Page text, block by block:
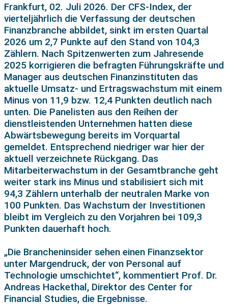
Frankfurt, 02. Juli 2026. Der CFS-Index, der
vierteljährlich die Verfassung der deutschen
Finanzbranche abbildet, sinkt im ersten Quartal
2026 um 2,7 Punkte auf den Stand von 104,3
Zählern. Nach Spitzenwerten zum Jahresende
2025 korrigieren die befragten Führungskräfte und
Manager aus deutschen Finanzinstituten das
aktuelle Umsatz- und Ertragswachstum mit einem
Minus von 11,9 bzw. 12,4 Punkten deutlich nach
unten. Die Panelisten aus den Reihen der
dienstleistenden Unternehmen hatten diese
Abwärtsbewegung bereits im Vorquartal
gemeldet. Entsprechend niedriger war hier der
aktuell verzeichnete Rückgang. Das
Mitarbeiterwachstum in der Gesamtbranche geht
weiter stark ins Minus und stabilisiert sich mit
94,3 Zählern unterhalb der neutralen Marke von
100 Punkten. Das Wachstum der Investitionen
bleibt im Vergleich zu den Vorjahren bei 109,3
Punkten dauerhaft hoch.
„Die Brancheninsider sehen einen Finanzsektor
unter Margendruck, der von Personal auf
Technologie umschichtet“, kommentiert Prof. Dr.
Andreas Hackethal, Direktor des Center for
Financial Studies, die Ergebnisse.